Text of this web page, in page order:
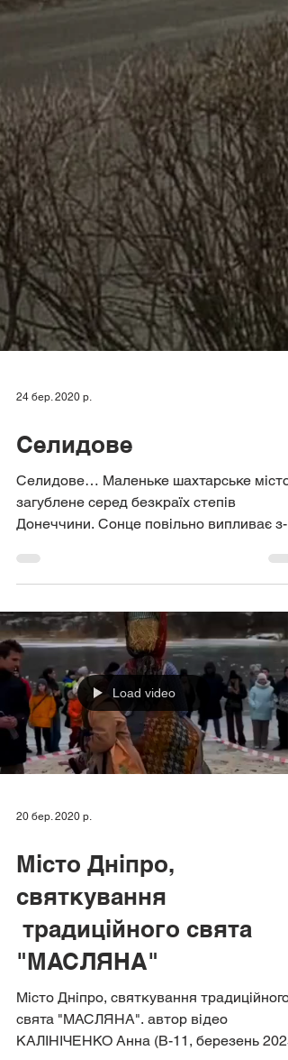
24 бер. 2020 р.
Селидове
Селидове… Маленьке шахтарське місто,
Донеччини. Сонце повільно випливає з-
териконів, кидаючи довгі...
Load video
20 бер. 2020 р.
Місто Дніпро,
святкування
традиційного свята
"МАСЛЯНА"
Місто Дніпро, святкування традиційного